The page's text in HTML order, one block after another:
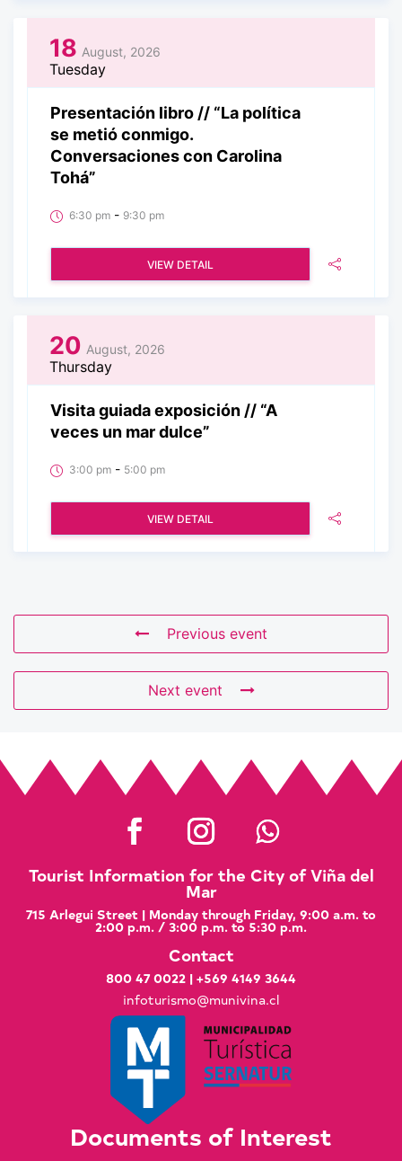
18 August, 2026
Tuesday
Presentación libro // “La política
se metió conmigo.
Conversaciones con Carolina
Tohá”
6:30 pm - 9:30 pm
VIEW DETAIL
20 August, 2026
Thursday
Visita guiada exposición // “A
veces un mar dulce”
3:00 pm - 5:00 pm
VIEW DETAIL
Previous event
Next event
Tourist Information for the City of Viña del
Mar
715 Arlegui Street | Monday through Friday, 9:00 a.m. to
2:00 p.m. / 3:00 p.m. to 5:30 p.m.
Contact
800 47 0022 | +569 4149 3644
infoturismo@munivina.cl
Documents of Interest